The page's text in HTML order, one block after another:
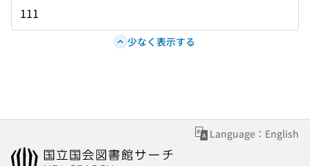
111
少なく表示する
Language：English